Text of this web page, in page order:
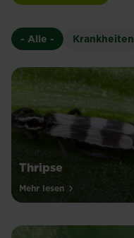
- Alle - Krankheiten
Thripse
Mehr lesen